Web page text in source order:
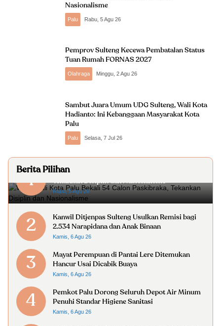
Nasionalisme
Palu Rabu, 5 Agu 26
Pemprov Sulteng Kecewa Pembatalan Status
Tuan Rumah FORNAS 2027
Olahraga Minggu, 2 Agu 26
Sambut Juara Umum UDG Sulteng, Wali Kota
Hadianto: Ini Kebanggaan Masyarakat Kota
Palu
Palu Selasa, 7 Jul 26
Berita Pilihan
1
Wakil Wali Kota Palu Bekali 54 Calon Paskibraka,
Tekankan Disiplin dan Nasionalisme
Rabu, 5 Agu 26
2
Kanwil Ditjenpas Sulteng Usulkan Remisi bagi
2.534 Narapidana dan Anak Binaan
Kamis, 6 Agu 26
3
Mayat Perempuan di Pantai Lere Ditemukan
Hancur Usai Dicabik Buaya
Kamis, 6 Agu 26
4
Pemkot Palu Dorong Seluruh Depot Air Minum
Penuhi Standar Higiene Sanitasi
Kamis, 6 Agu 26